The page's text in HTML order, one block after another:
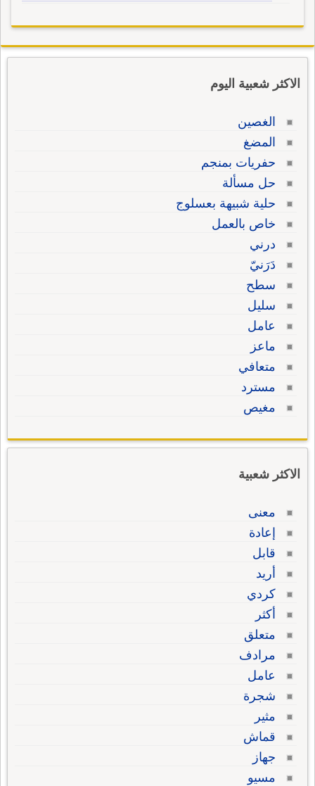
الاكثر شعبية اليوم
الغصين
المضغ
حفريات بمنجم
حل مسألة
حلية شبيهة بعسلوج
خاص بالعمل
درني
دَرَنيّ
سطح
سليل
عامل
ماعز
متعافي
مسترد
مغيص
الاكثر شعبية
معنى
إعادة
قابل
أريد
كردي
أكثر
متعلق
مرادف
عامل
شجرة
مثير
قماش
جهاز
مسيو